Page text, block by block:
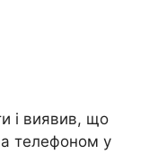
і виявив, що
телефоном у